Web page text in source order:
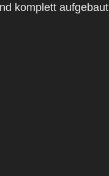
komplett aufgebaut